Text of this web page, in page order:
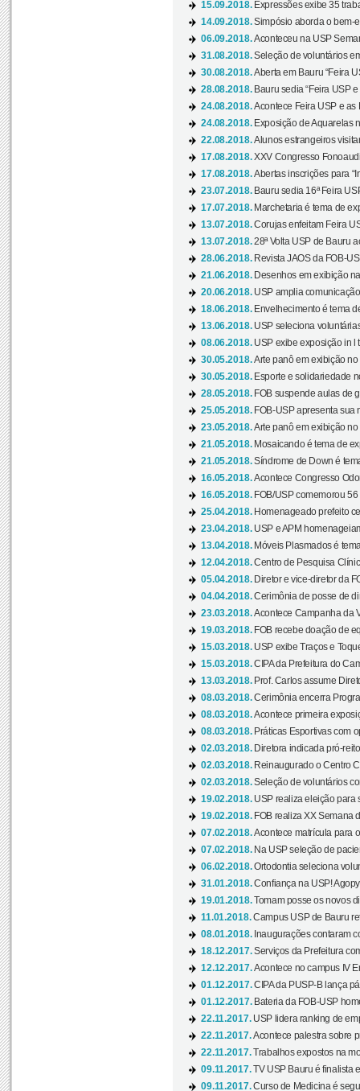
15.09.2018. Expressões exibe 35
14.09.2018.Simpósio aborda o bem-
06.09.2018.Aconteceu na USP
31.08.2018.Seleção de voluntários
30.08.2018.Aberta em Bauru “Feira
28.08.2018. Bauru sedia “Feira USP
24.08.2018.Acontece Feira USP e as
24.08.2018. Exposição de Aquarelas
22.08.2018.Alunos estrangeiros
17.08.2018.XXV Congresso
17.08.2018.Abertas inscrições para
23.07.2018. Bauru sedia 16ª Feira
17.07.2018. Marchetaria é tema de
13.07.2018.Corujas enfeitam Feira
13.07.2018.28ª Volta USP de Bauru
28.06.2018. Revista JAOS da FOB-
21.06.2018. Desenhos em exibição
20.06.2018. USP amplia
18.06.2018. Envelhecimento é tema
13.06.2018. USP seleciona
08.06.2018. USP exibe exposição in l
30.05.2018.Arte panô em exibição no
30.05.2018. Esporte e solidariedade
28.05.2018. FOB suspende aulas de
25.05.2018. FOB-USP apresenta sua
23.05.2018.Arte panô em exibição no
21.05.2018. Mosaicando é tema de
21.05.2018.Síndrome de Down é
16.05.2018.Acontece Congresso
16.05.2018. FOB/USP comemorou
25.04.2018. Homenageado prefeito
23.04.2018. USP e APM
13.04.2018. Móveis Plasmados é
12.04.2018.Centro de Pesquisa
05.04.2018. Diretor e vice-diretor da
04.04.2018.Cerimônia de posse de
23.03.2018.Acontece Campanha da
19.03.2018. FOB recebe doação de
15.03.2018. USP exibe Traços e
15.03.2018.CIPA da Prefeitura do
13.03.2018. Prof. Carlos assume
08.03.2018.Cerimônia encerra
08.03.2018.Acontece primeira
08.03.2018. Práticas Esportivas com
02.03.2018. Diretora indicada pró-
02.03.2018. Reinaugurado o Centro
02.03.2018.Seleção de voluntários
19.02.2018. USP realiza eleição para
19.02.2018. FOB realiza XX Semana
07.02.2018.Acontece matrícula para
07.02.2018. Na USP seleção de
06.02.2018.Ortodontia seleciona
31.01.2018.Confiança na USP!
19.01.2018.Tomam posse os novos
11.01.2018.Campus USP de Bauru
08.01.2018. Inaugurações contaram
18.12.2017.Serviços da Prefeitura
12.12.2017.Acontece no campus IV
01.12.2017.CIPA da PUSP-B lança
01.12.2017. Bateria da FOB-USP
22.11.2017. USP lidera ranking de
22.11.2017.Acontece palestra sobre
22.11.2017.Trabalhos expostos na
09.11.2017.TV USP Bauru é finalista
09.11.2017.Curso de Medicina é